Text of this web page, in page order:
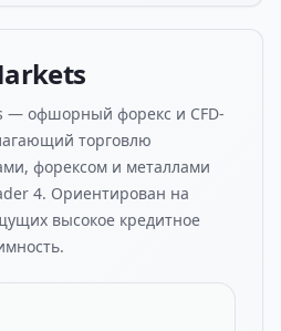
— офшорный форекс и CFD-
торговлю
форексом и металлами
4. Ориентирован на
высокое кредитное